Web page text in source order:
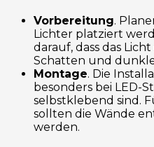
Vorbereitung.
Lichter platziert
darauf, dass das
Schatten und
Montage. Die
besonders bei LED-
selbstklebend sind.
sollten die Wände
werden.